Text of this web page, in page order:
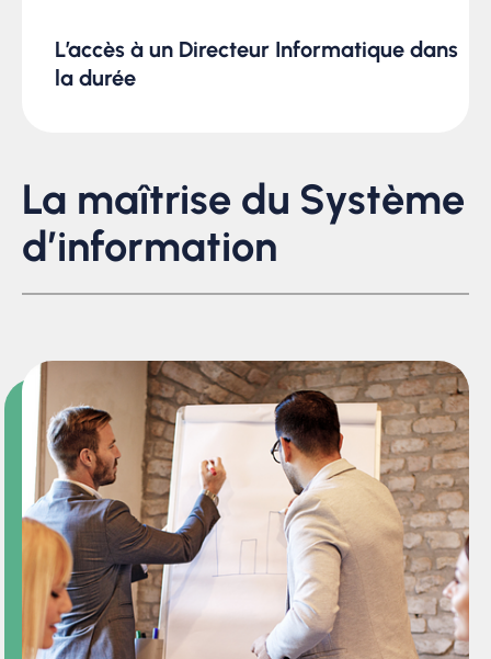
L’accès à un Directeur Informatique dans
la durée
La maîtrise du Système
d’information